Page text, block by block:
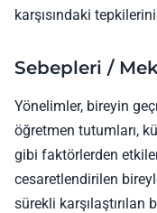
karşısındaki
Sebepleri /
Yönelimler, bireyin
öğretmen tutumları,
gibi faktörlerden
cesaretlendirilen
sürekli